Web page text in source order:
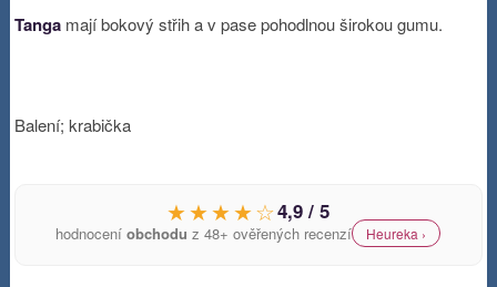
Tanga mají bokový střih a v pase pohodlnou širokou gumu.
Balení; krabička
★★★★☆4,9 / 5
hodnoceníobchodu z 48+ ověřených recenzí Heureka ›